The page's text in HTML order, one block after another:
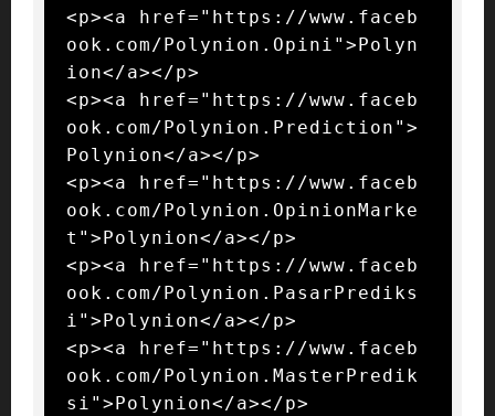
<p><a href="https://www.faceb
ook.com/Polynion.Opini">Polyn
ion</a></p>
<p><a href="https://www.faceb
ook.com/Polynion.Prediction">
Polynion</a></p>
<p><a href="https://www.faceb
ook.com/Polynion.OpinionMarke
t">Polynion</a></p>
<p><a href="https://www.faceb
ook.com/Polynion.PasarPrediks
i">Polynion</a></p>
<p><a href="https://www.faceb
ook.com/Polynion.MasterPredik
si">Polynion</a></p>